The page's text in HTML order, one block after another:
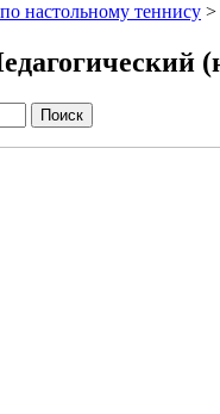
теннису >